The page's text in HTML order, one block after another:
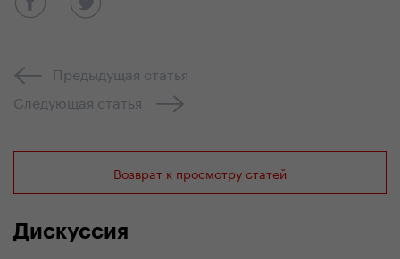
Предыдущая статья
Следующая статья
Возврат к просмотру статей
Дискуссия